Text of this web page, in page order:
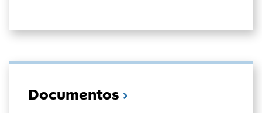
Documentos